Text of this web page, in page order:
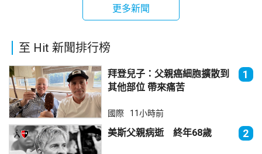
更多新聞
至 Hit 新聞排行榜
拜登兒子：父親癌細胞擴散到
其他部位 帶來痛苦
1
國際 11小時前
美斯父親病逝 終年68歲 2